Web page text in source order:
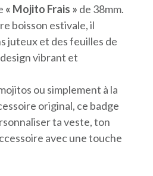
« Mojito Frais » de 38mm.
boisson estivale, il
juteux et des feuilles de
vibrant et
ou simplement à la
original, ce badge
ta veste, ton
avec une touche